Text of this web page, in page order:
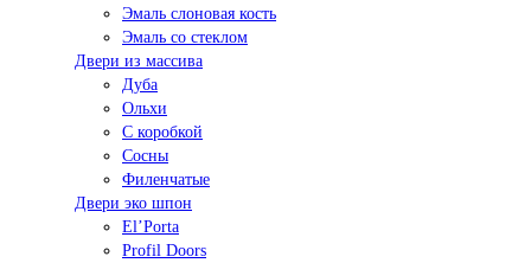
Эмаль слоновая кость
Эмаль со стеклом
Двери из массива
Дуба
Ольхи
С коробкой
Сосны
Филенчатые
Двери эко шпон
El’Porta
Profil Doors